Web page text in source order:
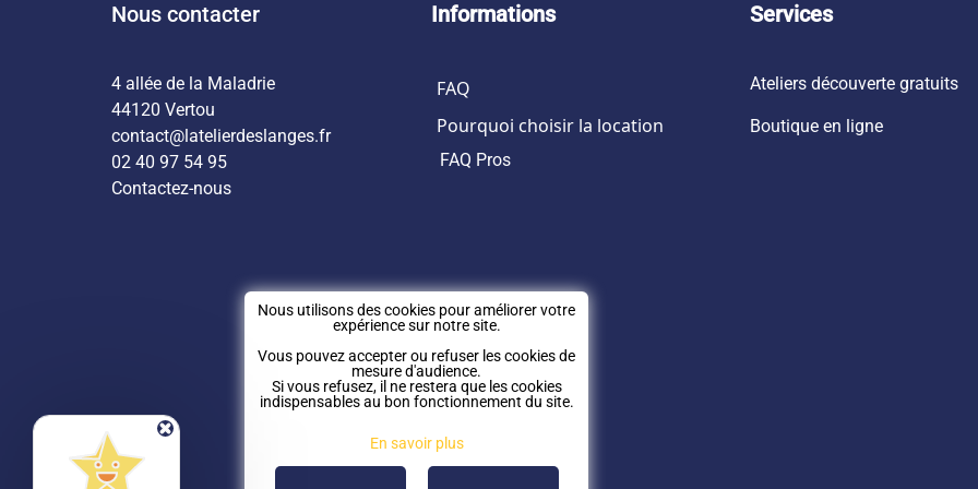
Nous utilisons des cookies pour améliorer votre
expérience sur notre site.
Vous pouvez accepter ou refuser les cookies de
mesure d'audience.
Si vous refusez, il ne restera que les cookies
indispensables au bon fonctionnement du site.
En savoir plus
Nous contacter
4 allée de la Maladrie
44120 Vertou
contact@latelierdeslanges.fr
02 40 97 54 95
Contactez-nous
Informations
FAQ
Pourquoi choisir la location
FAQ Pros
Services
Ateliers découverte gratuits
Boutique en ligne